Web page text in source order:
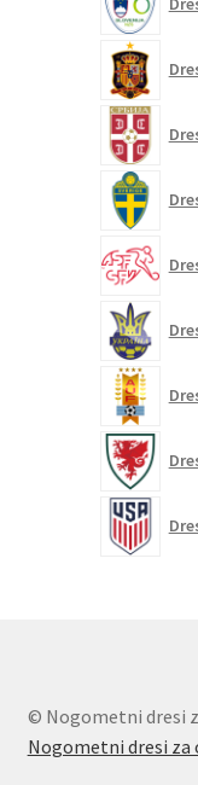
© Nogometni dresi
Nogometni dresi za